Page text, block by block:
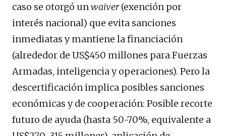
caso se otorgó unwaiver(exención por
interés nacional) que evita sanciones
inmediatas y mantiene la financiación
(alrededor de US$450 millones para Fuerzas
Armadas, inteligencia y operaciones). Pero la
descertificación implica posibles sanciones
económicas y de cooperación: Posible recorte
futuro de ayuda (hasta 50-70%, equivalente a